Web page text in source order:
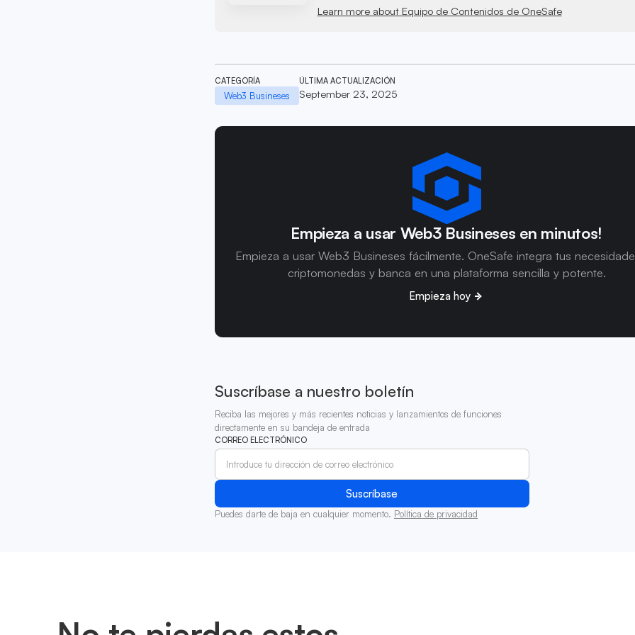
Learn more about Equipo de Contenidos de OneSafe
CATEGORÍA
Web3 Busineses
ÚLTIMA ACTUALIZACIÓN
September 23, 2025
Empieza a usar Web3 Busineses en minutos!
Empieza a usar Web3 Busineses fácilmente. OneSafe integra tus
criptomonedas y banca en una plataforma sencilla y potente.
Empieza hoy
Suscríbase a nuestro boletín
Reciba las mejores y más recientes noticias y lanzamientos de funciones
directamente en su bandeja de entrada
CORREO ELECTRÓNICO
Puedes darte de baja en cualquier momento. Política de privacidad